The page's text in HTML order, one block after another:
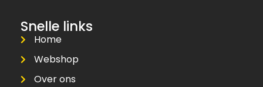
Snelle links
Home
Webshop
Over ons